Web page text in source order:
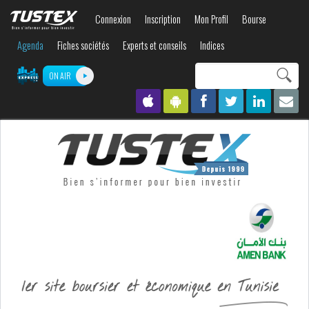
contenu
Connexion Inscription Mon Profil
Bourse
Agenda
Fiches sociétés Experts et conseils Indices
ON AIR
recherche